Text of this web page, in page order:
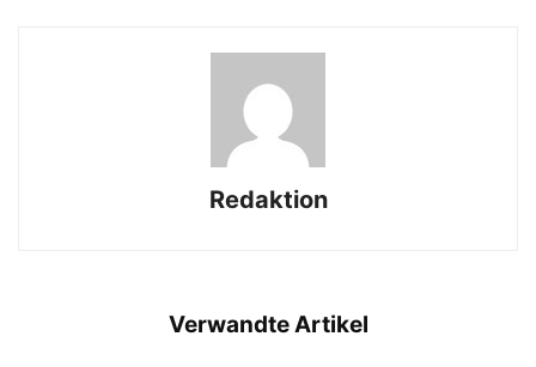
Redaktion
Verwandte Artikel